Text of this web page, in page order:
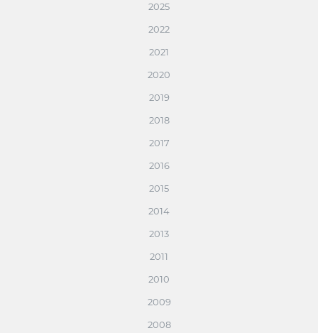
2025
2022
2021
2020
2019
2018
2017
2016
2015
2014
2013
2011
2010
2009
2008